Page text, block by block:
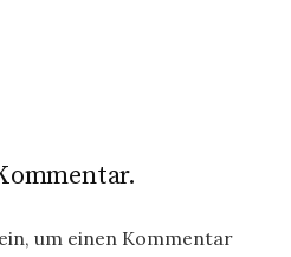
um einen Kommentar